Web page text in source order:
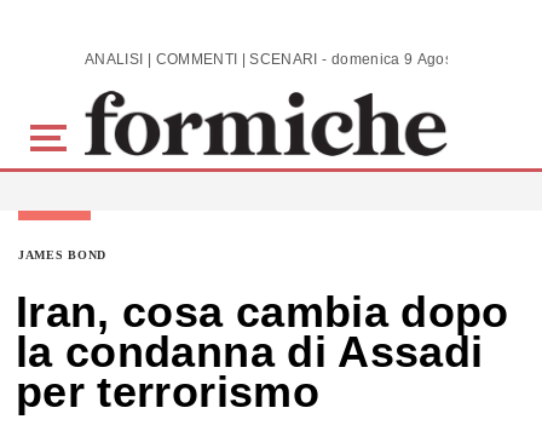
Skip to main content ANALISI | COMMENTI | SCENARI - domenica 9 Agosto 2026
JAMES BOND
Iran, cosa cambia dopo
la condanna di Assadi
per terrorismo